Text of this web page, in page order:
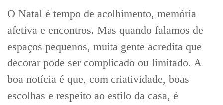
O Natal é tempo de acolhimento, memória
afetiva e encontros. Mas quando falamos de
espaços pequenos, muita gente acredita que
decorar pode ser complicado ou limitado. A
boa notícia é que, com criatividade, boas
escolhas e respeito ao estilo da casa, é